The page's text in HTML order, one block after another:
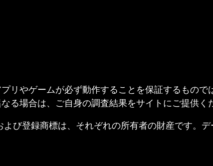
リやゲームが必ず動作することを保証するもの
場合は、ご自身の調査結果をサイトにご提供く
登録商標は、それぞれの所有者の財産です。